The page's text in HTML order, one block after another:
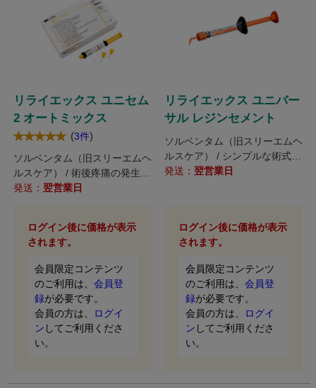
リライエックス ユニセム
2 オートミックス
(3件)
ソルベンタム（旧スリーエムヘ
ルスケア） / 術後疼痛の発生率
が低いレジンセメント。
発送： 翌営業日
ログイン後に価格が表示
されます。
会員限定コンテンツ
のご利用は、 会員登
録が必要です。
会員の方は、
ログイ
ン してご利用くださ
い。
リライエックス ユニバー
サル レジンセメント
ソルベンタム（旧スリーエムヘ
ルスケア） / シンプルな術式で
あらゆる症例に対応可能な接着
発送： 翌営業日
ログイン後に価格が表示
されます。
会員限定コンテンツ
のご利用は、 会員登
録が必要です。
会員の方は、
ログイ
ン してご利用くださ
い。